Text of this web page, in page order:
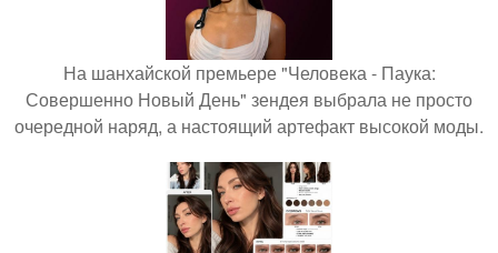
На шанхайской премьере "Человека - Паука:
Совершенно Новый День" зендея выбрала не просто
очередной наряд, а настоящий артефакт высокой моды.